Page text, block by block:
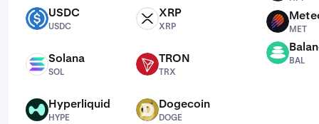
USDC USDC
USDC
XRP XRP
XRP
SOL Solana
SOL
TRX TRON
TRX
HYPE Hyperliquid
HYPE
DOGE Dogecoin
DOGE
MET
MET
BAL
BAL